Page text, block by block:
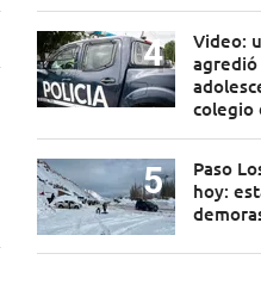
Video:
agredió
colegio
Paso
hoy: